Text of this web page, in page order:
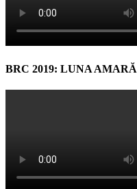
BRC 2019: LUNA AMARĂ